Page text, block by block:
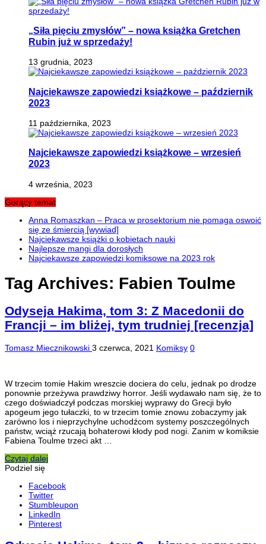
„Siła pięciu zmysłów” – nowa książka Gretchen
Rubin już w sprzedaży!
13 grudnia, 2023
Najciekawsze zapowiedzi książkowe – październik
2023
11 października, 2023
Najciekawsze zapowiedzi książkowe – wrzesień
2023
4 września, 2023
Gorący temat
Anna Romaszkan – Praca w prosektorium nie pomaga oswoić
się ze śmiercią [wywiad]
Najciekawsze książki o kobietach nauki
Najlepsze mangi dla dorosłych
Najciekawsze zapowiedzi komiksowe na 2023 rok
Tag Archives: Fabien Toulme
Odyseja Hakima, tom 3: Z Macedonii do
Francji – im bliżej, tym trudniej [recenzja]
Tomasz Miecznikowski 3 czerwca, 2021 Komiksy 0
W trzecim tomie Hakim wreszcie dociera do celu, jednak po drodze
ponownie przeżywa prawdziwy horror. Jeśli wydawało nam się, że to
czego doświadczył podczas morskiej wyprawy do Grecji było
apogeum jego tułaczki, to w trzecim tomie znowu zobaczymy jak
zarówno los i nieprzychylne uchodźcom systemy poszczególnych
państw, wciąż rzucają bohaterowi kłody pod nogi. Zanim w komiksie
Fabiena Toulme trzeci akt …
Czytaj dalej
Podziel się
Facebook
Twitter
Stumbleupon
LinkedIn
Pinterest